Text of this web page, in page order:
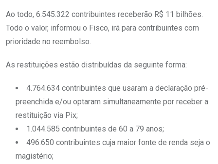
Ao todo, 6.545.322 contribuintes receberão R$ 11 bilhões.
Todo o valor, informou o Fisco, irá para contribuintes com
prioridade no reembolso.
As restituições estão distribuídas da seguinte forma:
4.764.634 contribuintes que usaram a declaração pré-
preenchida e/ou optaram simultaneamente por receber a
restituição via Pix;
1.044.585 contribuintes de 60 a 79 anos;
496.650 contribuintes cuja maior fonte de renda seja o
magistério;